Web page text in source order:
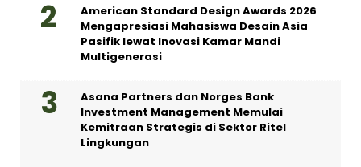
American Standard Design Awards 2026
Mengapresiasi Mahasiswa Desain Asia
Pasifik lewat Inovasi Kamar Mandi
Multigenerasi
Asana Partners dan Norges Bank
Investment Management Memulai
Kemitraan Strategis di Sektor Ritel
Lingkungan